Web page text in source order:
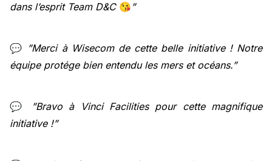
dans l’esprit Team D&C😘 ”
💬 ”Merci à Wisecom de cette belle initiative ! Notre
équipe protége bien entendu les mers et océans.”
💬
”Bravo à Vinci Facilities pour cette magnifique
initiative !”